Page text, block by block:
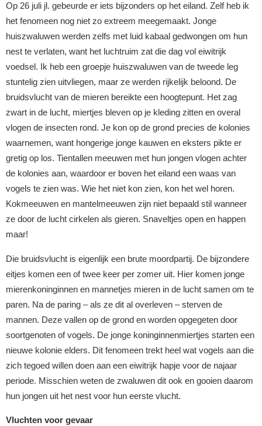
Op 26 juli jl. gebeurde er iets bijzonders op het eiland. Zelf heb ik
het fenomeen nog niet zo extreem meegemaakt. Jonge
huiszwaluwen werden zelfs met luid kabaal gedwongen om hun
nest te verlaten, want het luchtruim zat die dag vol eiwitrijk
voedsel. Ik heb een groepje huiszwaluwen van de tweede leg
stuntelig zien uitvliegen, maar ze werden rijkelijk beloond. De
bruidsvlucht van de mieren bereikte een hoogtepunt. Het zag
zwart in de lucht, miertjes bleven op je kleding zitten en overal
vlogen de insecten rond. Je kon op de grond precies de kolonies
waarnemen, want hongerige jonge kauwen en eksters pikte er
gretig op los. Tientallen meeuwen met hun jongen vlogen achter
de kolonies aan, waardoor er boven het eiland een waas van
vogels te zien was. Wie het niet kon zien, kon het wel horen.
Kokmeeuwen en mantelmeeuwen zijn niet bepaald stil wanneer
ze door de lucht cirkelen als gieren. Snaveltjes open en happen
maar!
Die bruidsvlucht is eigenlijk een brute moordpartij. De bijzondere
eitjes komen een of twee keer per zomer uit. Hier komen jonge
mierenkoninginnen en mannetjes mieren in de lucht samen om te
paren. Na de paring – als ze dit al overleven – sterven de
mannen. Deze vallen op de grond en worden opgegeten door
soortgenoten of vogels. De jonge koninginnenmiertjes starten een
nieuwe kolonie elders. Dit fenomeen trekt heel wat vogels aan die
zich tegoed willen doen aan een eiwitrijk hapje voor de najaar
periode. Misschien weten de zwaluwen dit ook en gooien daarom
hun jongen uit het nest voor hun eerste vlucht.
Vluchten voor gevaar